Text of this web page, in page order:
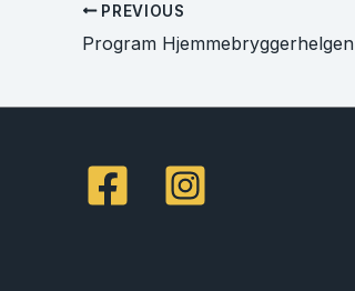
PREVIOUS
Program Hjemmebryggerhelgen